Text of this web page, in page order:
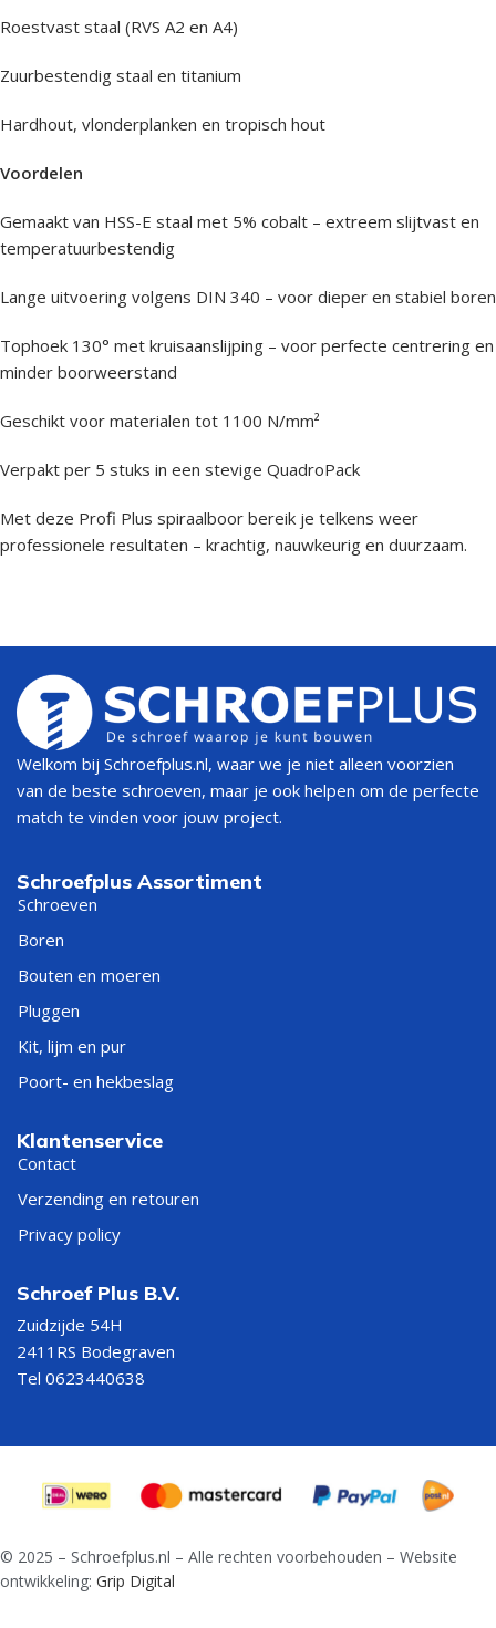
Roestvast staal (RVS A2 en A4)
Zuurbestendig staal en titanium
Hardhout, vlonderplanken en tropisch hout
Voordelen
Gemaakt van HSS-E staal met 5% cobalt – extreem slijtvast en
temperatuurbestendig
Lange uitvoering volgens DIN 340 – voor dieper en stabiel boren
Tophoek 130° met kruisaanslijping – voor perfecte centrering en
minder boorweerstand
Geschikt voor materialen tot 1100 N/mm²
Verpakt per 5 stuks in een stevige QuadroPack
Met deze Profi Plus spiraalboor bereik je telkens weer
professionele resultaten – krachtig, nauwkeurig en duurzaam.
Welkom bij Schroefplus.nl, waar we je niet alleen voorzien
van de beste schroeven, maar je ook helpen om de perfecte
match te vinden voor jouw project.
Schroefplus Assortiment
Schroeven
Boren
Bouten en moeren
Pluggen
Kit, lijm en pur
Poort- en hekbeslag
Klantenservice
Contact
Verzending en retouren
Privacy policy
Schroef Plus B.V.
Zuidzijde 54H
2411RS Bodegraven
Tel 0623440638
© 2025 – Schroefplus.nl – Alle rechten voorbehouden – Website
ontwikkeling: Grip Digital